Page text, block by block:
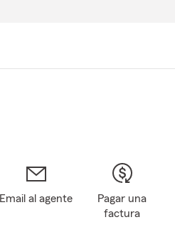
Email al agente
Pagar una
factura